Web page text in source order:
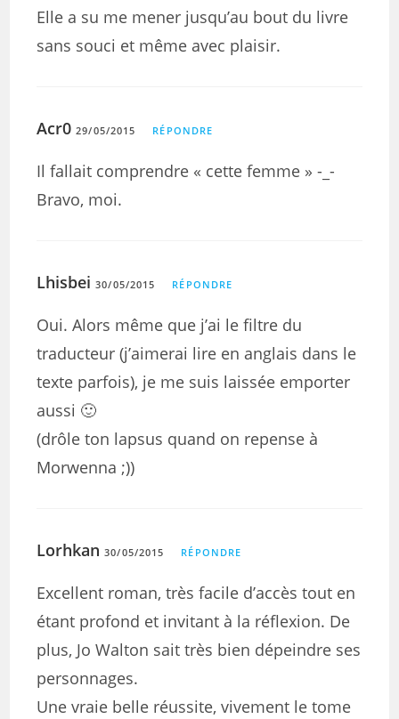
Elle a su me mener jusqu’au bout du livre
sans souci et même avec plaisir.
Acr0 29/05/2015 RÉPONDRE
Il fallait comprendre « cette femme » -_-
Bravo, moi.
Lhisbei 30/05/2015 RÉPONDRE
Oui. Alors même que j’ai le filtre du
traducteur (j’aimerai lire en anglais dans le
texte parfois), je me suis laissée emporter
aussi 🙂
(drôle ton lapsus quand on repense à
Morwenna ;))
Lorhkan 30/05/2015 RÉPONDRE
Excellent roman, très facile d’accès tout en
étant profond et invitant à la réflexion. De
plus, Jo Walton sait très bien dépeindre ses
personnages.
Une vraie belle réussite, vivement le tome